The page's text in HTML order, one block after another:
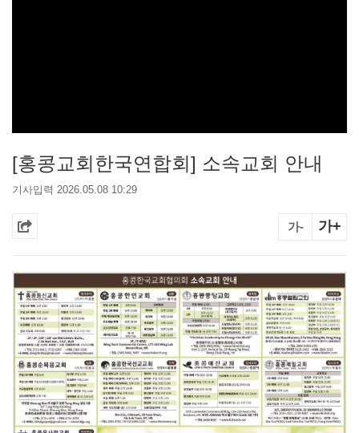
[홍콩교회한국연합회] 소속교회 안내
기사입력 2026.05.08 10:29
가- 가+